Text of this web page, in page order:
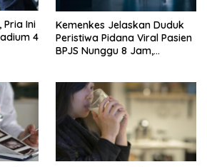
Pria Ini
4
Kemenkes Jelaskan Duduk
Peristiwa Pidana Viral Pasien
BPJS Nunggu 8 Jam,